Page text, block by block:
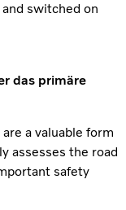
switched on
das primäre
a valuable form
assesses the road
safety